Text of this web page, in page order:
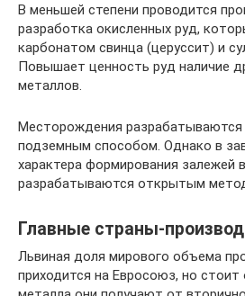
В меньшей степени проводится
разработка окисленных руд,
карбонатом свинца (церуссит) и
Повышает ценность руд наличие
металлов.
Месторождения разрабатываются
подземным способом. Однако в
характера формирования залежей
разрабатываются открытым
Главные страны-
Львиная доля мирового объема
приходится на Евросоюз, но стоит